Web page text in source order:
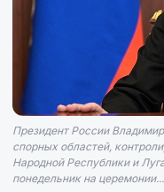
Президент России
спорных областей,
Народной Республики и
понедельник на церемонии...